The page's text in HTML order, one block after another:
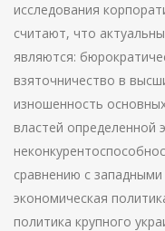
исследования
считают, что
являются:
взяточничество в
изношенность
властей определенной
сравнению с
экономическая
политика крупного